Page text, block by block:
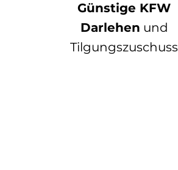
Günstige KFW
Darlehen und
Tilgungszuschuss